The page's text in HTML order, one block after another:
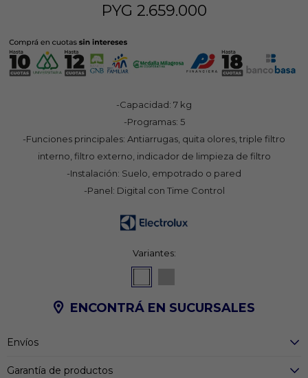
PYG 2.659.000
-Capacidad: 7 kg
-Programas: 5
-Funciones principales: Antiarrugas, quita olores, triple filtro
interno, filtro externo, indicador de limpieza de filtro
-Instalación: Suelo, empotrado o pared
-Panel: Digital con Time Control
Variantes:
ENCONTRÁ EN SUCURSALES
Envíos
Garantía de productos